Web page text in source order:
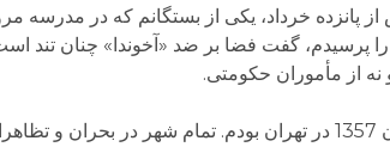
از پانزده خرداد، یکی از بستگانم که در مدرسه
را پرسیدم، گفت فضا بر ضد «آخوندا» چنان تند
از مأموران حکومتی.
روز چهاردهم آبان 1357 در تهران بودم. تمام شهر